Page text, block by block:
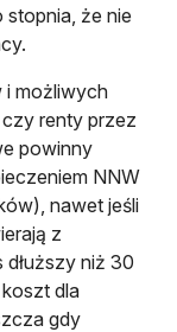
że nie
i możliwych
renty przez
powinny
NNW
nawet jeśli
z
niż 30
dla
gdy